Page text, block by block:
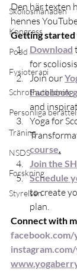
Skoliosmånaden
Kongress
Podd
Fysioterapi
Schrothutbildning
Personliga
Träning
NSDS
Forskning
Styrelsen
Den här texten
hennes
Getting started
Download
for
Join our
Facebook
and
Yoga for
course.
Join the
Schedule
to create
plan.
Connect with